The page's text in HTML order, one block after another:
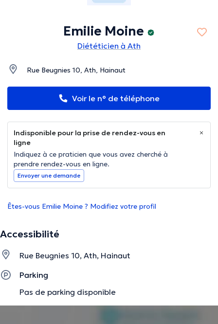
Emilie Moine
Diététicien à Ath
Rue Beugnies 10, Ath, Hainaut
Voir le n° de téléphone
Indisponible pour la prise de rendez-vous en
ligne
Indiquez à ce praticien que vous avez cherché à
prendre rendez-vous en ligne.
Envoyer une demande
Êtes-vous Emilie Moine ? Modifiez votre profil
Accessibilité
Rue Beugnies 10, Ath, Hainaut
Parking
Pas de parking disponible